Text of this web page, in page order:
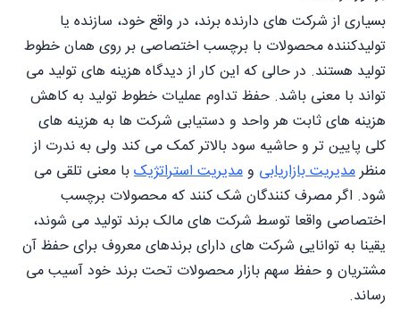
بسیاری از شرکت های دارنده برند، در واقع خود، سازنده یا
تولیدکننده محصولات با برچسب اختصاصی بر روی همان خطوط
تولید هستند. در حالی که این کار از دیدگاه هزینه های تولید می
تواند با معنی باشد. حفظ تداوم عملیات خطوط تولید به کاهش
هزینه های ثابت هر واحد و دستیابی شرکت ها به هزینه های
کلی پایین تر و حاشیه سود بالاتر کمک می کند ولی به ندرت از
منظرمدیریت بازاریابی ومدیریت استراتژیکبا معنی تلقی می
شود. اگر مصرف کنندگان شک کنند که محصولات برچسب
اختصاصی واقعا توسط شرکت های مالک برند تولید می شوند،
یقینا به توانایی شرکت های دارای برندهای معروف برای حفظ آن
مشتریان و حفظ سهم بازار محصولات تحت برند خود آسیب می
رساند.